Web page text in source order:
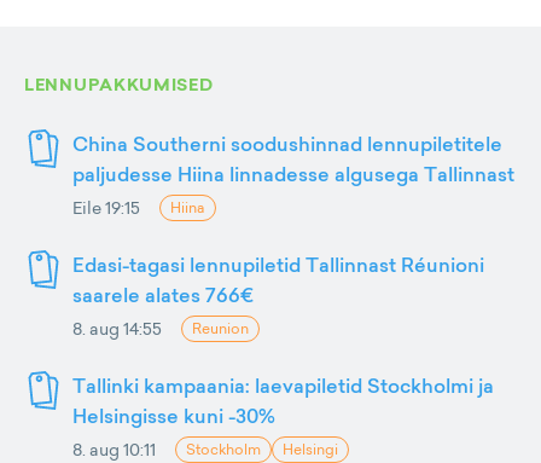
LENNUPAKKUMISED
China Southerni soodushinnad lennupiletitele
paljudesse Hiina linnadesse algusega Tallinnast
Eile 19:15 Hiina
Edasi-tagasi lennupiletid Tallinnast Réunioni
saarele alates 766€
8. aug 14:55 Reunion
Tallinki kampaania: laevapiletid Stockholmi ja
Helsingisse kuni -30%
8. aug 10:11 Stockholm Helsingi